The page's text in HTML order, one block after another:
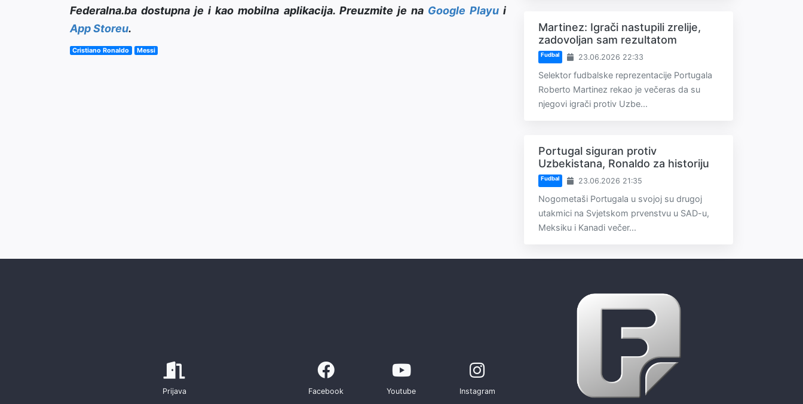
Federalna.ba dostupna je i kao mobilna aplikacija. Preuzmite je na Google Playui
App Storeu.
Cristiano Ronaldo Messi
Martinez: Igrači nastupili zrelije,
zadovoljan sam rezultatom
Fudbal 23.06.2026 22:33
Selektor fudbalske reprezentacije Portugala
Roberto Martinez rekao je večeras da su
njegovi igrači protiv Uzbe...
Portugal siguran protiv
Uzbekistana, Ronaldo za historiju
Fudbal 23.06.2026 21:35
Nogometaši Portugala u svojoj su drugoj
utakmici na Svjetskom prvenstvu u SAD-u,
Meksiku i Kanadi večer...
Prijava Facebook Youtube Instagram